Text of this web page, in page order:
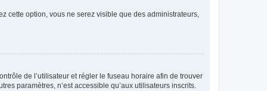
cette option, vous ne serez visible que des administrateurs,
de l’utilisateur et régler le fuseau horaire afin de trouver
paramètres, n’est accessible qu’aux utilisateurs inscrits.